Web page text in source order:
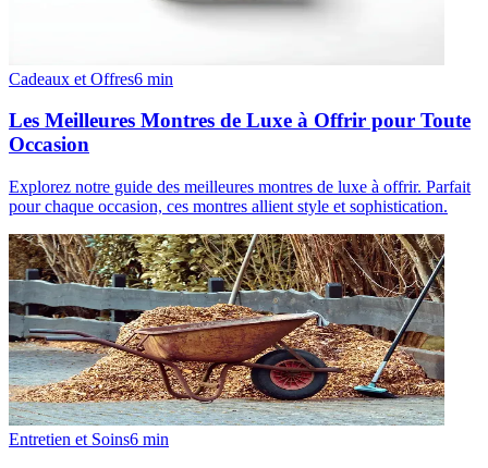
Cadeaux et Offres6 min
Les Meilleures Montres de Luxe à Offrir pour Toute
Occasion
Explorez notre guide des meilleures montres de luxe à offrir. Parfait
pour chaque occasion, ces montres allient style et sophistication.
Entretien et Soins6 min